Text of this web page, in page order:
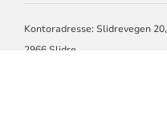
Kontoradresse: Slidrevegen 20,
2966 Slidre.